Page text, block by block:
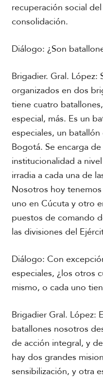
recuperación social
consolidación.
Diálogo: ¿Son
Brigadier. Gral. López:
organizados en dos
tiene cuatro
especial, más. Es un
especiales, un
Bogotá. Se encarga
institucionalidad a
irradia a cada una de
Nosotros hoy
uno en Cúcuta y otro
puestos de comando
las divisiones del
Diálogo: Con
especiales, ¿los otros
mismo, o cada uno
Brigadier Gral. López:
batallones nosotros
de acción integral, y
hay dos grandes
sensibilización, y otra